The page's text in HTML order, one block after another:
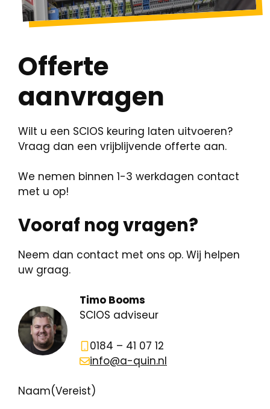
Offerte
aanvragen
Wilt u een SCIOS keuring laten uitvoeren?
Vraag dan een vrijblijvende offerte aan.
We nemen binnen 1-3 werkdagen contact
met u op!
Vooraf nog vragen?
Neem dan contact met ons op. Wij helpen
uw graag.
Timo Booms
SCIOS adviseur
0184 – 41 07 12
info@a-quin.nl
Naam(Vereist)